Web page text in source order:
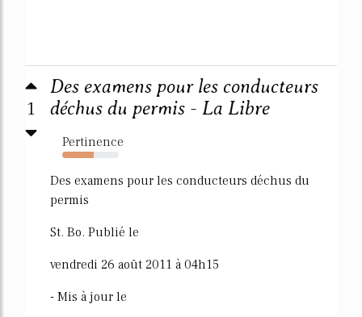
1
Des examens pour les conducteurs
déchus du permis - La Libre
Pertinence
55%
Des examens pour les conducteurs déchus du
permis
St. Bo. Publié le
vendredi 26 août 2011 à 04h15
- Mis à jour le